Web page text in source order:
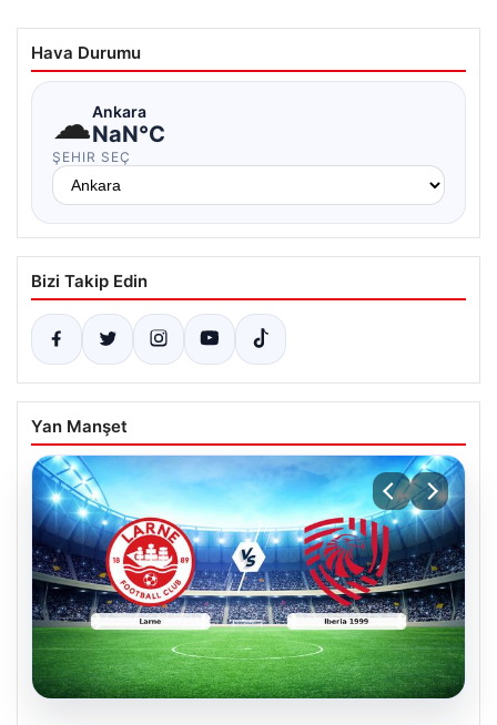
Hava Durumu
☁Ankara
NaN°C
ŞEHIR SEÇ
Bizi Takip Edin
Yan Manşet